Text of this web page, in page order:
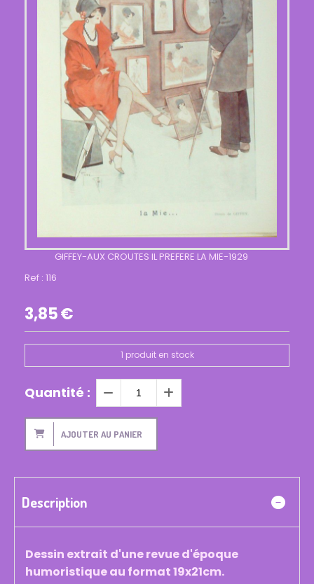
GIFFEY-AUX CROUTES IL PREFERE LA MIE-1929
Ref : 116
3,85€
1 produit en stock
Quantité :
AJOUTER AU PANIER
Description
Dessin extrait d'une revue d'époque
humoristique au format 19x21cm.